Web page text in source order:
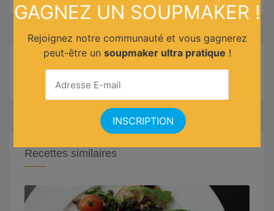
Recettes similaires
GAGNEZ UN SOUPMAKER !
Rejoignez notre communauté et vous gagnerez
peut-être un soupmaker ultra pratique !